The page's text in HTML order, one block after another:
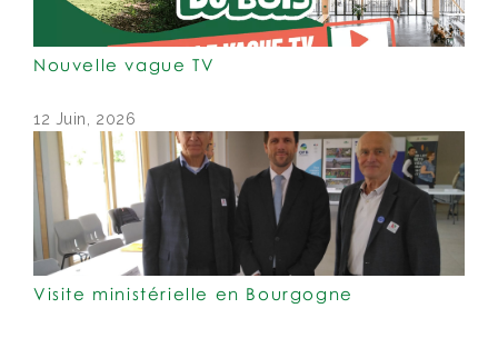
Nouvelle vague TV
12 Juin, 2026
Visite ministérielle en Bourgogne